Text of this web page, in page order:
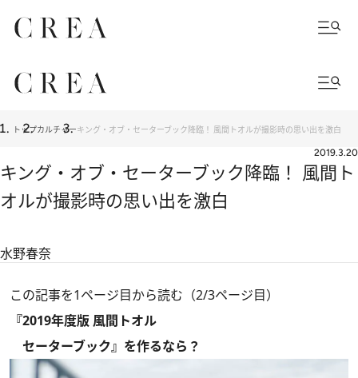
トップカルチャーキング・オブ・セーターブック降臨！ 風間トオルが撮影時の思い出を激白
2019.3.20
キング・オブ・セーターブック降臨！ 風間ト
オルが撮影時の思い出を激白
水野春奈
この記事を1ページ目から読む（2/3ページ目）
『2019年度版 風間トオル
セーターブック』を作るなら？